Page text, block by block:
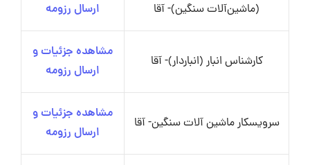
(ماشین‌آلات سنگین)- آقا
ارسال رزومه
کارشناس انبار (انباردار)- آقا
مشاهده جزئیات و
ارسال رزومه
سرویسکار ماشین آلات سنگین- آقا
مشاهده جزئیات و
ارسال رزومه